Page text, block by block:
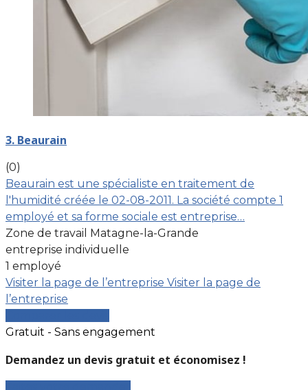
3. Beaurain
(0)
Beaurain est une spécialiste en traitement de
l'humidité créée le 02-08-2011. La société compte 1
employé et sa forme sociale est entreprise…
Zone de travail Matagne-la-Grande
entreprise individuelle
1 employé
Visiter la page de l’entreprise Visiter la page de
l’entreprise
Gratuit - Sans engagement
Demandez un devis gratuit et économisez !